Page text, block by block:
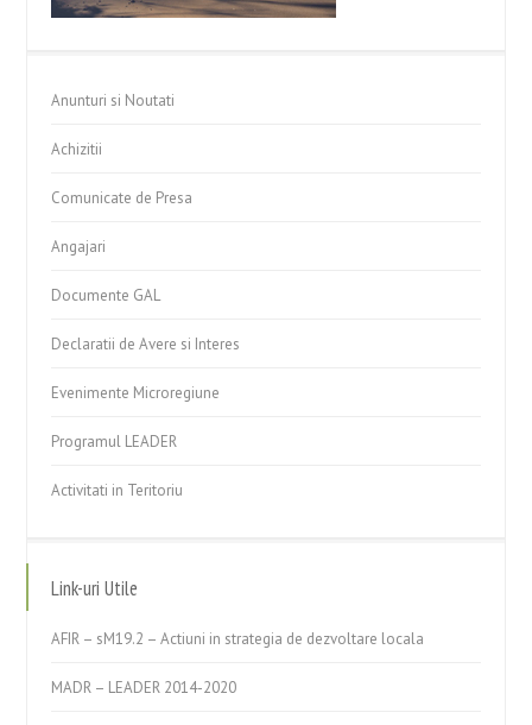
Anunturi si Noutati
Achizitii
Comunicate de Presa
Angajari
Documente GAL
Declaratii de Avere si Interes
Evenimente Microregiune
Programul LEADER
Activitati in Teritoriu
Link-uri Utile
AFIR – sM19.2 – Actiuni in strategia de dezvoltare locala
MADR – LEADER 2014-2020